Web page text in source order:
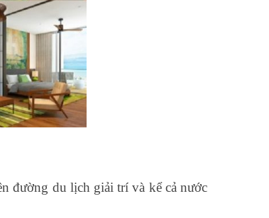
đường du lịch giải trí và kể cả nước